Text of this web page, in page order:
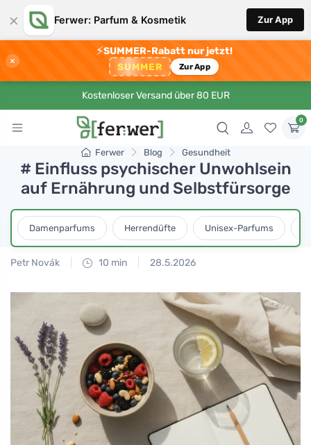
× Ferwer: Parfum & Kosmetik Zur App
×
⚡SUMMER-Rabatt nur jetzt!
SUMMER Zur App
Kostenloser Versand über 80 EUR
0
Ferwer Blog Gesundheit
# Einfluss psychischer Unwohlsein
auf Ernährung und Selbstfürsorge
Damenparfums Herrendüfte Unisex-Parfums
Petr Novák 10 min 28.5.2026